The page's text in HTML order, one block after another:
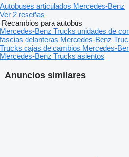
Anuncios similares
Autobuses articulados Mercedes-Benz
Ver 2 reseñas
Recambios para autobús
Mercedes-Benz Trucks unidades de
fascias delanteras Mercedes-Benz
Trucks cajas de cambios Mercedes-
Mercedes-Benz Trucks asientos